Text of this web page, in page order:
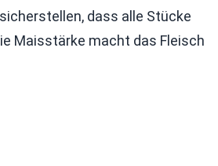
dass alle Stücke
Maisstärke macht das Fleisch